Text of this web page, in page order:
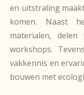
en uitstraling
komen. Naast
materialen,
workshops.
vakkennis en
bouwen met